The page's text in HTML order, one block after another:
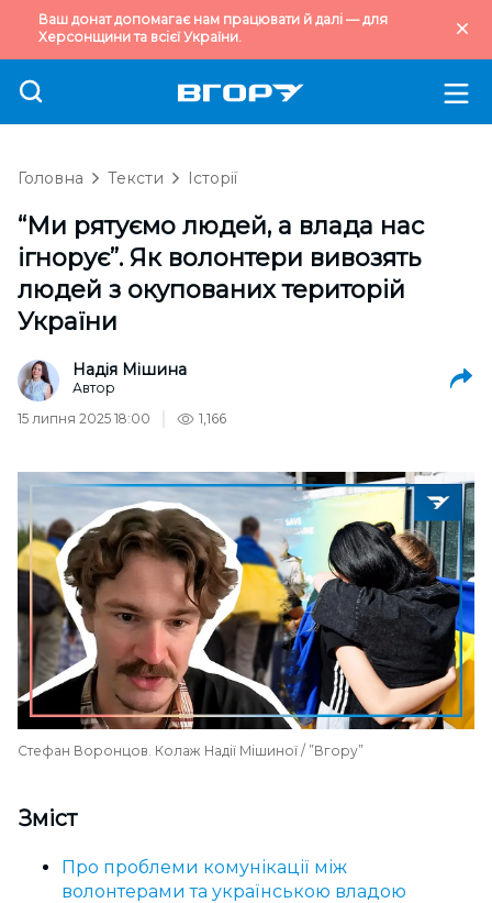
Ваш донат допомагає нам працювати й далі — для
Херсонщини та всієї України.
Головна Тексти Історії
“Ми рятуємо людей, а влада нас
ігнорує”. Як волонтери вивозять
людей з окупованих територій
України
Надія Мішина
Автор
15 липня 2025 18:00
1,166
Стефан Воронцов. Колаж Надії Мішиної / ”Вгору”
Зміст
Про проблеми комунікації між
волонтерами та українською владою